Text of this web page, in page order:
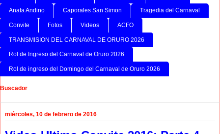
Anata Andino Caporales San Simon Tragedia del Carnaval
Convite Fotos Videos ACFO
TRANSMISION DEL CARNAVAL DE ORURO 2026
Rol de Ingreso del Carnaval de Oruro 2026
Rol de ingreso del Domingo del Carnaval de Oruro 2026
Buscador
miércoles, 10 de febrero de 2016